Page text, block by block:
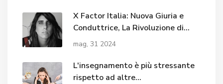
X Factor Italia: Nuova Giuria e
Conduttrice, La Rivoluzione di
'The Last Dance'?
mag, 31 2024
L'insegnamento è più stressante
rispetto ad altre